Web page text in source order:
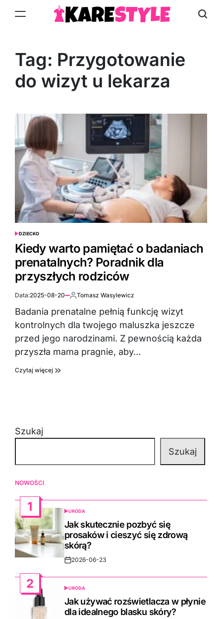
Tag: Przygotowanie
do wizyt u lekarza
POSTED
IN
DZIECKO
Kiedy warto pamiętać o badaniach
prenatalnych? Poradnik dla
przyszłych rodziców
Data:2025-08-20 Autor:
Tomasz Wasylewicz
Badania prenatalne pełnią funkcję wizyt
kontrolnych dla twojego maluszka jeszcze
przed jego narodzinami. Z pewnością każda
przyszła mama pragnie, aby…
Czytaj więcej
Szukaj
Szukaj
NOWOŚCI
1
POSTED
IN
URODA
Jak skutecznie pozbyć się
prosaków i cieszyć się zdrową
skórą?
Post2026-06-23
2
POSTED
IN
URODA
Jak używać rozświetlacza w płynie
dla idealnego blasku skóry?